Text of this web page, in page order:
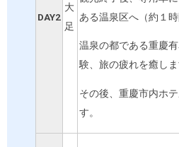
DAY2
大
足
ある温泉区へ（約１時
温泉の都である重慶
験、旅の疲れを癒しま
その後、重慶市内ホ
す。